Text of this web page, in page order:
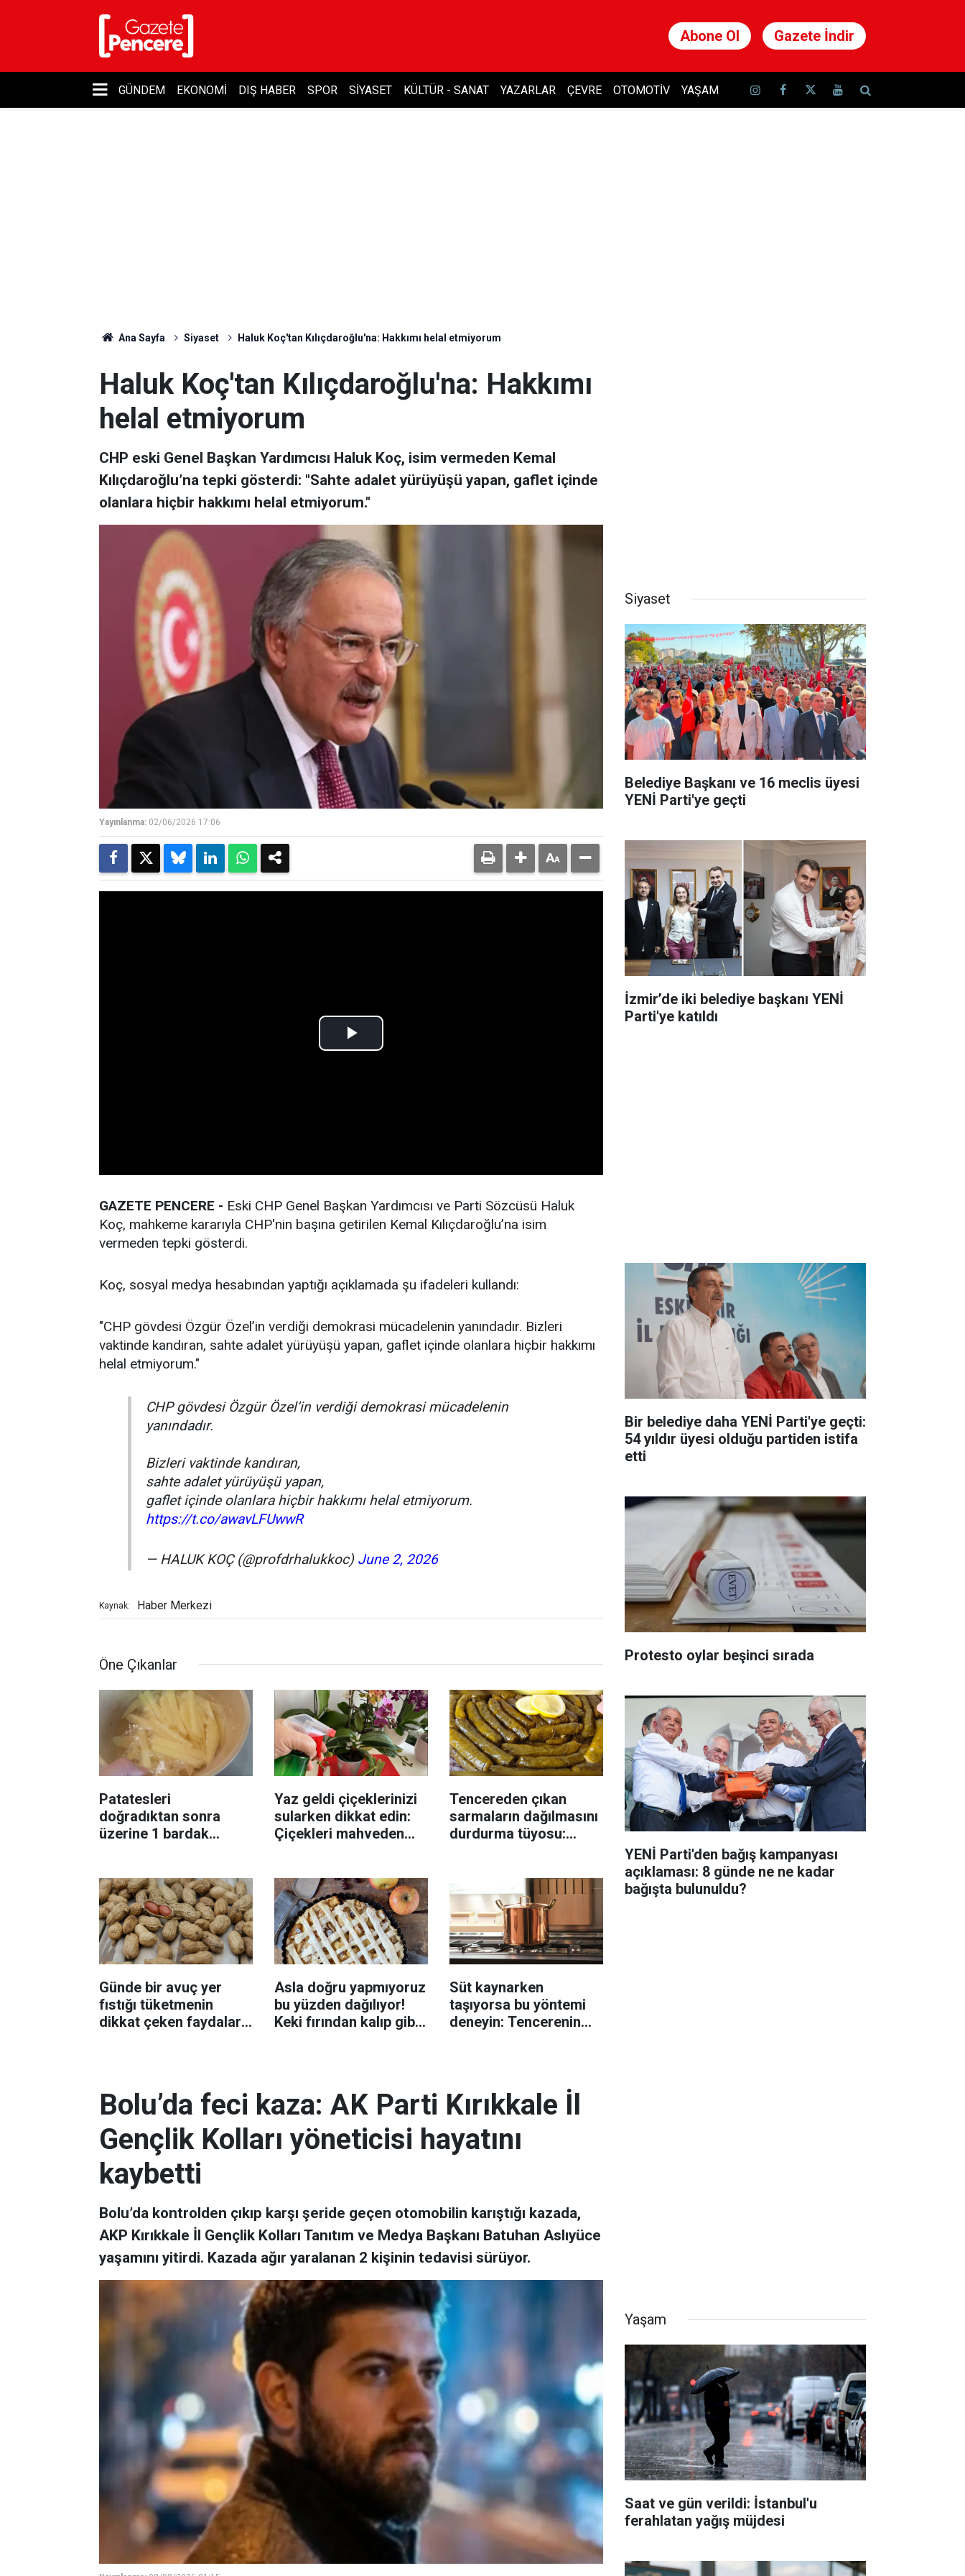
Abone Ol Gazete İndir
GÜNDEM EKONOMI DIŞ HABER SPOR SIYASET KÜLTÜR - SANAT YAZARLAR ÇEVRE OTOMOTIV YAŞAM
Ana Sayfa Siyaset Haluk Koç'tan Kılıçdaroğlu'na: Hakkımı helal etmiyorum
Haluk Koç'tan Kılıçdaroğlu'na: Hakkımı
helal etmiyorum
CHP eski Genel Başkan Yardımcısı Haluk Koç, isim vermeden Kemal
Kılıçdaroğlu’na tepki gösterdi: "Sahte adalet yürüyüşü yapan, gaflet içinde
olanlara hiçbir hakkımı helal etmiyorum."
Yayınlanma: 02/06/2026 17:06
GAZETE PENCERE - Eski CHP Genel Başkan Yardımcısı ve Parti Sözcüsü Haluk
Koç, mahkeme kararıyla CHP'nin başına getirilen Kemal Kılıçdaroğlu’na isim
vermeden tepki gösterdi.
Koç, sosyal medya hesabından yaptığı açıklamada şu ifadeleri kullandı:
"CHP gövdesi Özgür Özel’in verdiği demokrasi mücadelenin yanındadır. Bizleri
vaktinde kandıran, sahte adalet yürüyüşü yapan, gaflet içinde olanlara hiçbir hakkımı
helal etmiyorum."
CHP gövdesi Özgür Özel’in verdiği demokrasi mücadelenin
yanındadır.
Bizleri vaktinde kandıran,
sahte adalet yürüyüşü yapan,
gaflet içinde olanlara hiçbir hakkımı helal etmiyorum.
https://t.co/awavLFUwwR
— HALUK KOÇ (@profdrhalukkoc) June 2, 2026
Kaynak: Haber Merkezi
Öne Çıkanlar
Patatesleri
doğradıktan sonra
üzerine 1 bardak
Yaz geldi çiçeklerinizi
sularken dikkat edin:
Çiçekleri mahveden
Tencereden çıkan
sarmaların dağılmasını
durdurma tüyosu:
Günde bir avuç yer
fıstığı tüketmenin
dikkat çeken faydaları:
Asla doğru yapmıyoruz
bu yüzden dağılıyor!
Keki fırından kalıp gibi
Süt kaynarken
taşıyorsa bu yöntemi
deneyin: Tencerenin
Siyaset
Belediye Başkanı ve 16 meclis üyesi
YENİ Parti'ye geçti
İzmir’de iki belediye başkanı YENİ
Parti'ye katıldı
Bir belediye daha YENİ Parti'ye geçti:
54 yıldır üyesi olduğu partiden istifa
etti
Protesto oylar beşinci sırada
YENİ Parti'den bağış kampanyası
açıklaması: 8 günde ne ne kadar
bağışta bulunuldu?
Bolu’da feci kaza: AK Parti Kırıkkale İl
Gençlik Kolları yöneticisi hayatını
kaybetti
Bolu’da kontrolden çıkıp karşı şeride geçen otomobilin karıştığı kazada,
AKP Kırıkkale İl Gençlik Kolları Tanıtım ve Medya Başkanı Batuhan Aslıyüce
yaşamını yitirdi. Kazada ağır yaralanan 2 kişinin tedavisi sürüyor.
Yaşam
Saat ve gün verildi: İstanbul'u
ferahlatan yağış müjdesi